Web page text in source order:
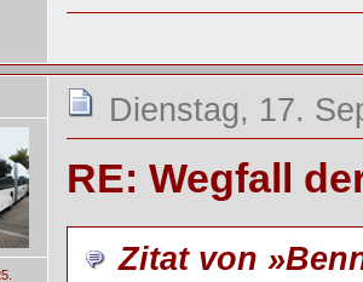
Dienstag, 17.
RE: Wegfall
Zitat von